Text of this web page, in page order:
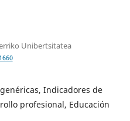
Unibertsitatea
Indicadores de
profesional, Educación